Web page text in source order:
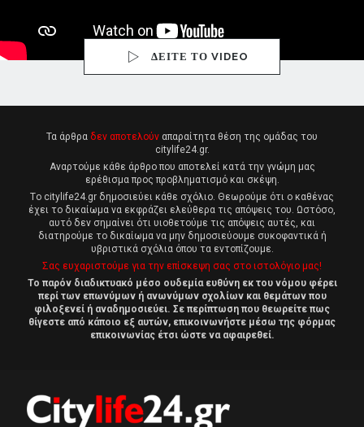
ΔΕΙΤΕ ΤΟ VIDEO
Τα άρθρα δεν αποτελούν απαραίτητα θέση της ομάδας του
citylife24.gr.
Αναρτούμε κάθε άρθρο που αποτελεί κατά την γνώμη μας
ερέθισμα προς προβληματισμό και σκέψη.
Tο citylife24.gr δημοσιεύει κάθε σχόλιο. Θεωρούμε ότι ο καθένας
έχει το δικαίωμα να εκφράζει ελεύθερα τις απόψεις του. Ωστόσο,
αυτό δεν σημαίνει ότι υιοθετούμε τις απόψεις αυτές, και
διατηρούμε το δικαίωμα να μην δημοσιεύουμε συκοφαντικά ή
υβριστικά σχόλια όπου τα εντοπίζουμε.
Σας ευχαριστούμε για την επίσκεψη σας στο ιστολόγιο μας!
Το παρόν διαδικτυακό μέσο ουδεμία ευθύνη εκ του νόμου φέρει
περί των επωνύμων ή ανωνύμων σχολίων και θεμάτων που
φιλοξενεί ή αναδημοσιεύει. Σε περίπτωση που θεωρείτε πως
θίγεστε από κάποιο εξ αυτών, επικοινωνήστε μέσω της φόρμας
επικοινωνίας έτσι ώστε να αφαιρεθεί.